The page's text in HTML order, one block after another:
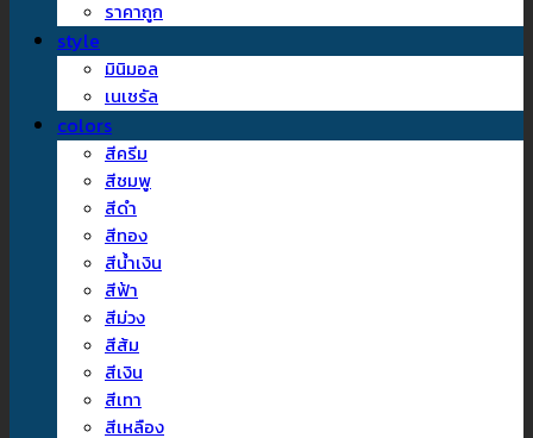
ราคาถูก
style
มินิมอล
เนเชรัล
colors
สีครีม
สีชมพู
สีดำ
สีทอง
สีน้ำเงิน
สีฟ้า
สีม่วง
สีส้ม
สีเงิน
สีเทา
สีเหลือง